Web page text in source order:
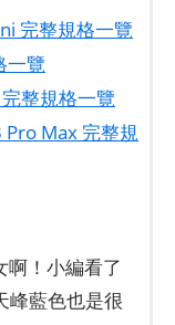
完整規格一覽
一覽
整規格一覽
Pro Max 完整規
啊！小編看了
峰藍色也是很